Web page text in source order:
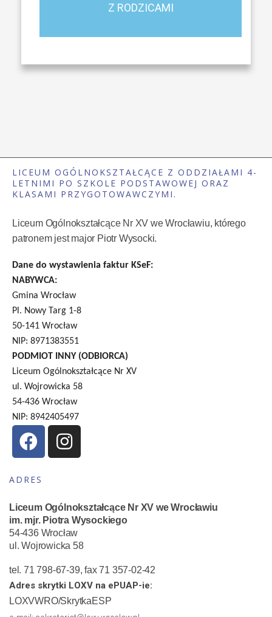
Z RODZICAMI
LICEUM OGÓLNOKSZTAŁCĄCE Z ODDZIAŁAMI 4-
LETNIMI PO SZKOLE PODSTAWOWEJ ORAZ
KLASAMI PRZYGOTOWAWCZYMI.
Liceum Ogólnokształcące Nr XV we Wrocławiu, którego
patronem jest major Piotr Wysocki.
Dane do wystawienia faktur KSeF:
NABYWCA:
Gmina Wrocław
Pl. Nowy Targ 1-8
50-141 Wrocław
NIP: 8971383551
PODMIOT INNY (ODBIORCA)
Liceum Ogólnokształcące Nr XV
ul. Wojrowicka 58
54-436 Wrocław
NIP: 8942405497
ADRES
Liceum Ogólnokształcące Nr XV we Wrocławiu
im. mjr. Piotra Wysockiego
54-436 Wrocław
ul. Wojrowicka 58
tel. 71 798-67-39, fax 71 357-02-42
Adres skrytki LOXV na ePUAP-ie:
LOXVWRO/SkrytkaESP